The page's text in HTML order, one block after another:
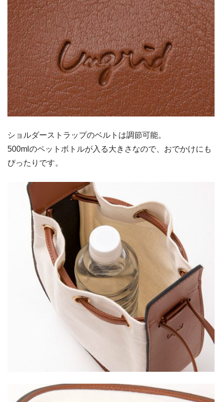
ショルダーストラップのベルトは調節可能。
500mlのペットボトルが入る大きさなので、おでかけにも
ぴったりです。